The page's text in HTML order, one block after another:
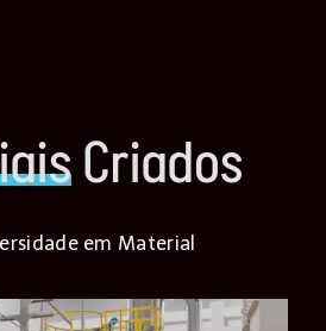
Criados
em Material